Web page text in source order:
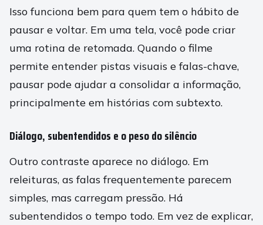
Isso funciona bem para quem tem o hábito de
pausar e voltar. Em uma tela, você pode criar
uma rotina de retomada. Quando o filme
permite entender pistas visuais e falas-chave,
pausar pode ajudar a consolidar a informação,
principalmente em histórias com subtexto.
Diálogo, subentendidos e o peso do silêncio
Outro contraste aparece no diálogo. Em
releituras, as falas frequentemente parecem
simples, mas carregam pressão. Há
subentendidos o tempo todo. Em vez de explicar,